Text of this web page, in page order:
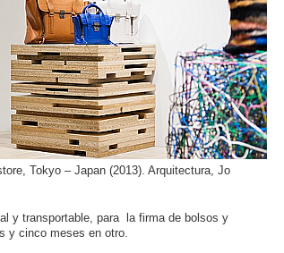
Tokyo – Japan (2013). Arquitectura, Jo
y transportable, para la firma de bolsos y
y cinco meses en otro.